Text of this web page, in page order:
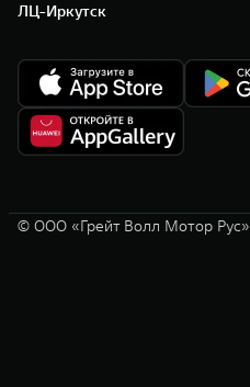
ЛЦ-Иркутск
© ООО «Грейт Волл Мотор Рус»